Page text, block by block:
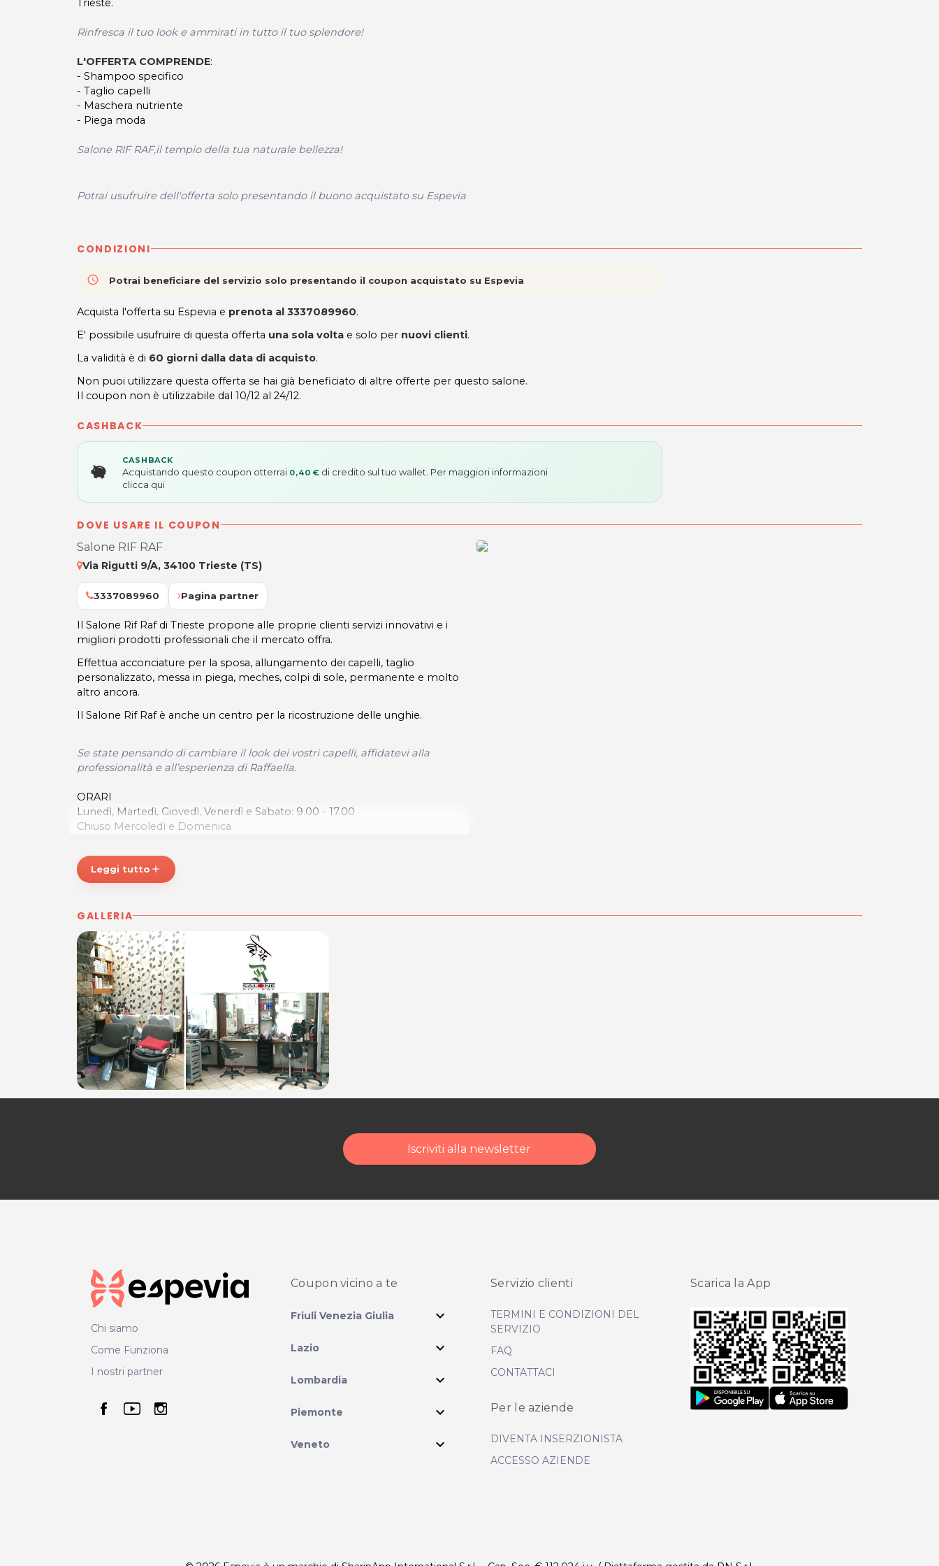
Trieste.
Rinfresca il tuo look e ammirati in tutto il tuo splendore!
L'OFFERTA COMPRENDE:
- Shampoo specifico
- Taglio capelli
- Maschera nutriente
- Piega moda
Salone RIF RAF,il tempio della tua naturale bellezza!
Potrai usufruire dell'offerta solo presentando il buono acquistato su Espevia
CONDIZIONI
access_time Potrai beneficiare del servizio solo presentando il coupon acquistato su Espevia
Acquista l'offerta su Espevia e prenota al 3337089960.
E' possibile usufruire di questa offerta una sola volta e solo per nuovi clienti.
La validità è di 60 giorni dalla data di acquisto.
Non puoi utilizzare questa offerta se hai già beneficiato di altre offerte per questo salone.
Il coupon non è utilizzabile dal 10/12 al 24/12.
CASHBACK
CASHBACK
Acquistando questo coupon otterrai 0,40 € di credito sul tuo wallet. Per maggiori informazioni
clicca qui
DOVE USARE IL COUPON
Salone RIF RAF
Via Rigutti 9/A, 34100 Trieste (TS)
3337089960 Pagina partner
Il Salone Rif Raf di Trieste propone alle proprie clienti servizi innovativi e i
migliori prodotti professionali che il mercato offra.
Effettua acconciature per la sposa, allungamento dei capelli, taglio
personalizzato, messa in piega, meches, colpi di sole, permanente e molto
altro ancora.
Il Salone Rif Raf è anche un centro per la ricostruzione delle unghie.
Se state pensando di cambiare il look dei vostri capelli, affidatevi alla
professionalità e all’esperienza di Raffaella.
ORARI
Lunedì, Martedì, Giovedì, Venerdì e Sabato: 9.00 - 17.00
Chiuso Mercoledì e Domenica
SALONE RIF RAF
Via Rigutti 9/A
34100 TRIESTE
P.IVA 01129230320
Per ulteriori informazioni sull'offerta o sulle modalità di acquisto scrivi
a posta@espevia.it
Leggi tutto add
GALLERIA
Iscriviti alla newsletter
Chi siamo
Come Funziona
I nostri partner
seguici su facebook
seguici su youtube
seguici su instagram
Coupon vicino a te
Friuli Venezia Giulia expand_more
Lazio expand_more
Lombardia expand_more
Piemonte expand_more
Veneto expand_more
Servizio clienti
TERMINI E CONDIZIONI DEL
SERVIZIO
FAQ
CONTATTACI
Per le aziende
DIVENTA INSERZIONISTA
ACCESSO AZIENDE
Scarica la App